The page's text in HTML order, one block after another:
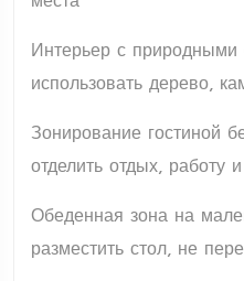
Интерьер с природными
использовать дерево,
Зонирование гостиной
отделить отдых, работу
Обеденная зона на
разместить стол, не